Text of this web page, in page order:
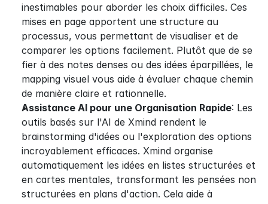
inestimables pour aborder les choix difficiles. Ces
mises en page apportent une structure au
processus, vous permettant de visualiser et de
comparer les options facilement. Plutôt que de se
fier à des notes denses ou des idées éparpillées, le
mapping visuel vous aide à évaluer chaque chemin
de manière claire et rationnelle.
Assistance AI pour une Organisation Rapide: Les
outils basés sur l'AI de Xmind rendent le
brainstorming d'idées ou l'exploration des options
incroyablement efficaces. Xmind organise
automatiquement les idées en listes structurées et
en cartes mentales, transformant les pensées non
structurées en plans d'action. Cela aide à